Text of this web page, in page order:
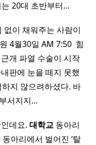
20대 초반부터…
없이 채워주는 사람이
4월30일 AM 7:50 ​ 힘
개 파열 수술이 시작
판에 눈을 떼지 못했
지 않으려하셨다. 바
서지지…
데요. 대학교 동아리
아리에서 벌어진 ‘탈